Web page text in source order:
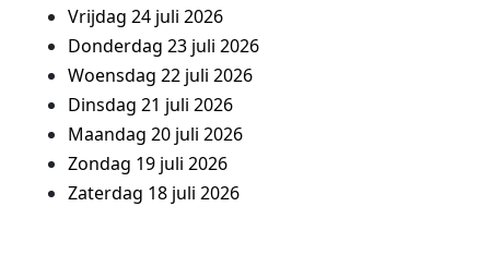
Vrijdag 24 juli 2026
Donderdag 23 juli 2026
Woensdag 22 juli 2026
Dinsdag 21 juli 2026
Maandag 20 juli 2026
Zondag 19 juli 2026
Zaterdag 18 juli 2026